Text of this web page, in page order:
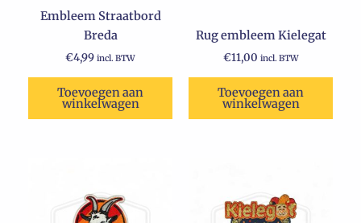
Embleem Straatbord
Breda
€4,99 incl. BTW
Toevoegen aan
winkelwagen
Rug embleem Kielegat
€11,00 incl. BTW
Toevoegen aan
winkelwagen